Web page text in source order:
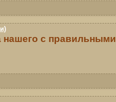
нашего с правильными